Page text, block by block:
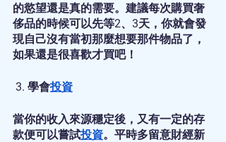
的慾望還是真的需要。建議每次購買奢
侈品的時候可以先等2、3天，你就會發
現自己沒有當初那麼想要那件物品了，
如果還是很喜歡才買吧！
3. 學會投資
當你的收入來源穩定後，又有一定的存
款便可以嘗試投資。平時多留意財經新